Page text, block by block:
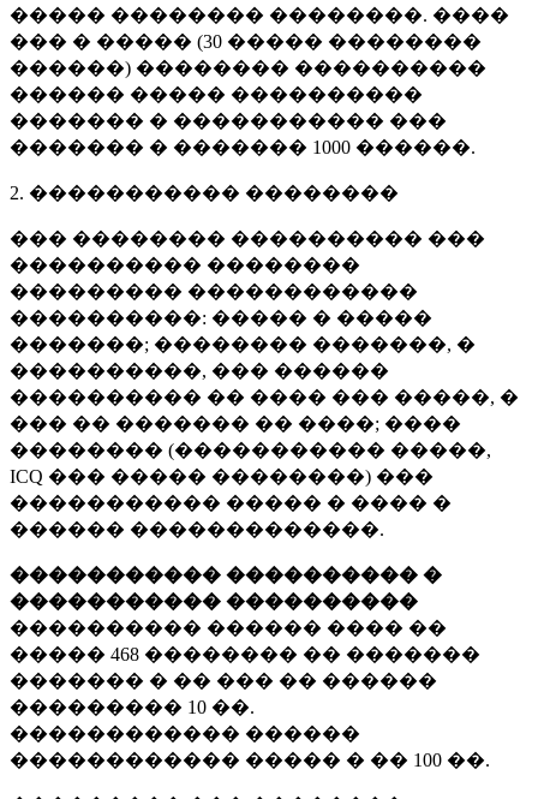
����� �������� ��������. ����
��� � ����� (30 ����� ��������
������) �������� ����������
������ ����� ����������
������� � ����������� ���
������� � ������� 1000 ������.
2. ����������� ��������
��� �������� ���������� ���
���������� ��������
��������� ������������
����������: ����� � �����
�������; �������� �������, �
����������, ��� ������
���������� �� ���� ��� �����, �
��� �� ������� �� ����; ����
�������� (����������� �����,
ICQ ��� ����� ��������) ���
����������� ����� � ���� �
������ �������������.
����������� ���������� �
����������� ����������
���������� ������ ���� ��
����� 468 �������� �� �������
������� � �� ��� �� ������
��������� 10 ��.
������������ ������
������������ ����� � �� 100 ��.